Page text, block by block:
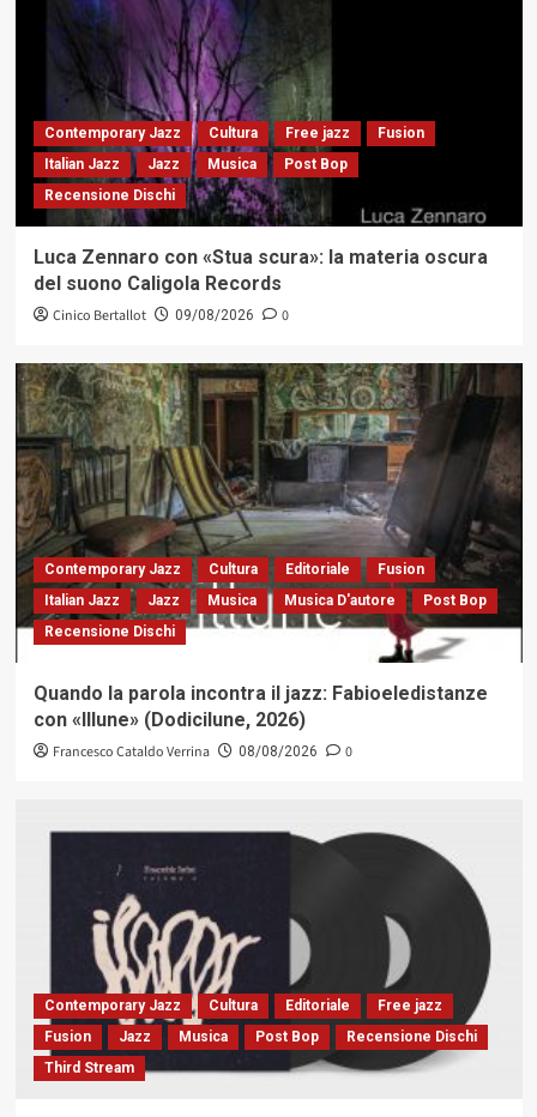
Contemporary Jazz Cultura Free jazz
Fusion
Italian Jazz
Jazz Musica
Post Bop
Recensione Dischi
Luca Zennaro con «Stua scura»: la materia oscura
del suono Caligola Records
Cinico Bertallot 09/08/2026 0
Contemporary Jazz Cultura Editoriale
Fusion
Italian Jazz
Jazz Musica Musica D'autore
Post Bop
Recensione Dischi
Quando la parola incontra il jazz: Fabioeledistanze
con «Illune» (Dodicilune, 2026)
Francesco Cataldo Verrina 08/08/2026 0
Contemporary Jazz Cultura Editoriale
Free jazz
Fusion
Jazz Musica Post Bop
Recensione Dischi
Third Stream